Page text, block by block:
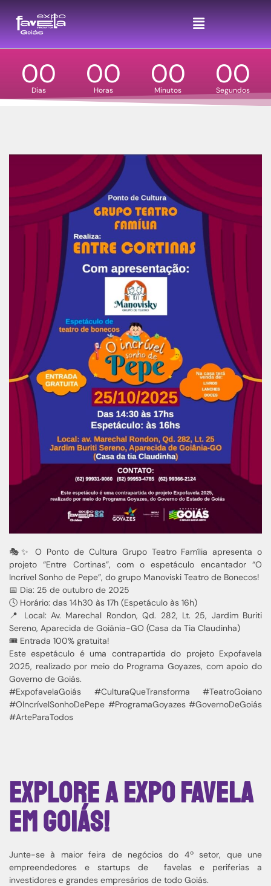
Favela é potência!
SEJA UM EMPREENDEDOR
00
Dias 00
Horas 00
Minutos 00
Segundos
🎭✨ O Ponto de Cultura Grupo Teatro Família apresenta o
projeto “Entre Cortinas”, com o espetáculo encantador “O
Incrível Sonho de Pepe”, do grupo Manoviski Teatro de Bonecos!
📅 Dia: 25 de outubro de 2025
🕓 Horário: das 14h30 às 17h (Espetáculo às 16h)
📍 Local: Av. Marechal Rondon, Qd. 282, Lt. 25, Jardim Buriti
Sereno, Aparecida de Goiânia-GO (Casa da Tia Claudinha)
🎟️ Entrada 100% gratuita!
Este espetáculo é uma contrapartida do projeto Expofavela
2025, realizado por meio do Programa Goyazes, com apoio do
Governo de Goiás.
#ExpofavelaGoiás #CulturaQueTransforma #TeatroGoiano
#OIncrívelSonhoDePepe #ProgramaGoyazes #GovernoDeGoiás
#ArteParaTodos
Explore a Expo Favela
em Goiás!
Junte-se à maior feira de negócios do 4º setor, que une
empreendedores e startups de favelas e periferias a
investidores e grandes empresários de todo Goiás.